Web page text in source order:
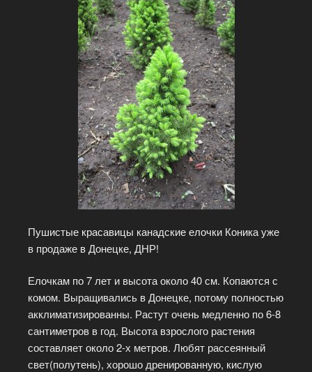
Пушистые красавицы канадские елочки Коника уже
в продаже в Донецке, ДНР!
Елочкам по 7 лет и высота около 40 см. Копаются с
комом. Выращивались в Донецке, потому полностью
акклиматизированны. Растут очень медленно по 6-8
сантиметров в год. Высота взрослого растения
составляет около 2-х метров. Любят рассеянный
свет(полутень), хорошо дренированную, кислую